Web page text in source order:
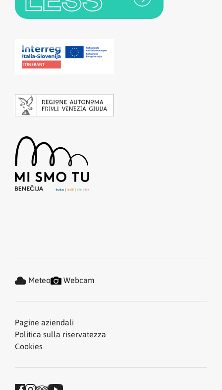
Pagine aziendali
Politica sulla riservatezza
Cookies
Meteo Webcam